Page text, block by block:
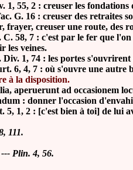
1, 55, 2 : creuser les fondations
G. 16 : creuser des retraites
creuser une route, des
7 : c'est par le fer que l'on
veines.
Div. 1, 74 : les portes s'ouvrirent
6, 4, 7 : où s'ouvre une autre
à la disposition.
ad occasionem
: donner l'occasion
1, 2 : [c'est bien à toi] de lui
111.
--- Plin. 4, 56.